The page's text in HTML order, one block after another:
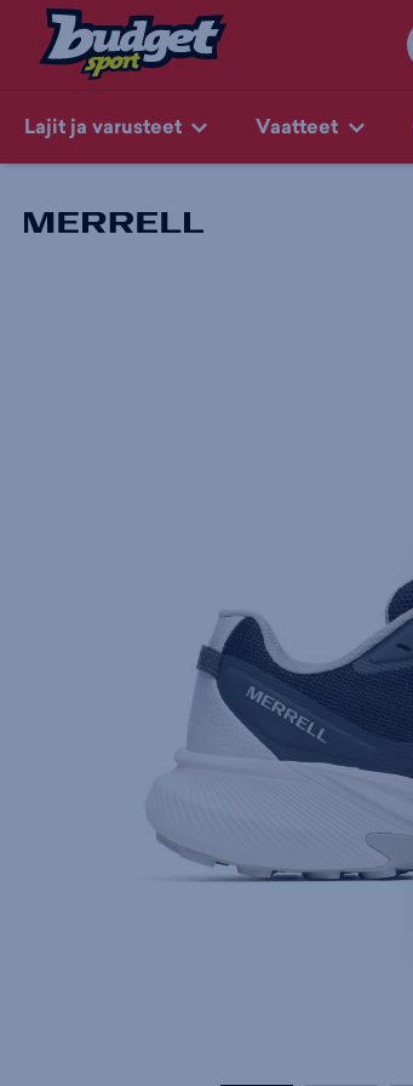
Lajit ja varusteet Vaatteet